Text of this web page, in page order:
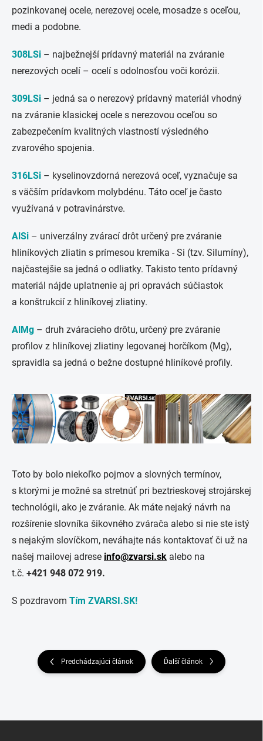
pozinkovanej ocele, nerezovej ocele, mosadze s oceľou,
medi a podobne.
308LSi – najbežnejší prídavný materiál na zváranie
nerezových ocelí – ocelí s odolnosťou voči korózii.
309LSi – jedná sa o nerezový prídavný materiál vhodný
na zváranie klasickej ocele s nerezovou oceľou so
zabezpečením kvalitných vlastností výsledného
zvarového spojenia.
316LSi – kyselinovzdorná nerezová oceľ, vyznačuje sa
s väčším prídavkom molybdénu. Táto oceľ je často
využívaná v potravinárstve.
AlSi – univerzálny zvárací drôt určený pre zváranie
hliníkových zliatin s prímesou kremíka - Si (tzv. Silumíny),
najčastejšie sa jedná o odliatky. Takisto tento prídavný
materiál nájde uplatnenie aj pri opravách súčiastok
a konštrukcií z hliníkovej zliatiny.
AlMg – druh zváracieho drôtu, určený pre zváranie
profilov z hliníkovej zliatiny legovanej horčíkom (Mg),
spravidla sa jedná o bežne dostupné hliníkové profily.
Toto by bolo niekoľko pojmov a slovných termínov,
s ktorými je možné sa stretnúť pri beztrieskovej strojárskej
technológii, ako je zváranie. Ak máte nejaký návrh na
rozšírenie slovníka šikovného zvárača alebo si nie ste istý
s nejakým slovíčkom, neváhajte nás kontaktovať či už na
našej mailovej adrese info@zvarsi.sk alebo na
t.č. +421 948 072 919.
S pozdravom Tím ZVARSI.SK!
Predchádzajúci článok Ďalší článok